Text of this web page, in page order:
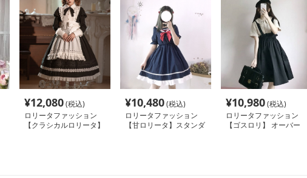
¥12,080(税込)
ロリータファッション
【クラシカルロリータ】
¥10,480(税込)
ロリータファッション
【甘ロリータ】スタンダ
¥10,980(税込)
ロリータファッション
【ゴスロリ】 オーバー